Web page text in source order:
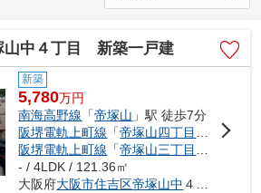
山中４丁目 新築一戸建
新築
5,780万円
南海高野線 「帝塚山 」駅 徒歩7分
阪堺電軌上町線 「帝塚山四丁目 」駅 徒歩4
阪堺電軌上町線 「帝塚山三丁目 」駅 徒歩5
- / 4LDK / 121.36㎡
大阪府大阪市住吉区帝塚山中 ４丁目